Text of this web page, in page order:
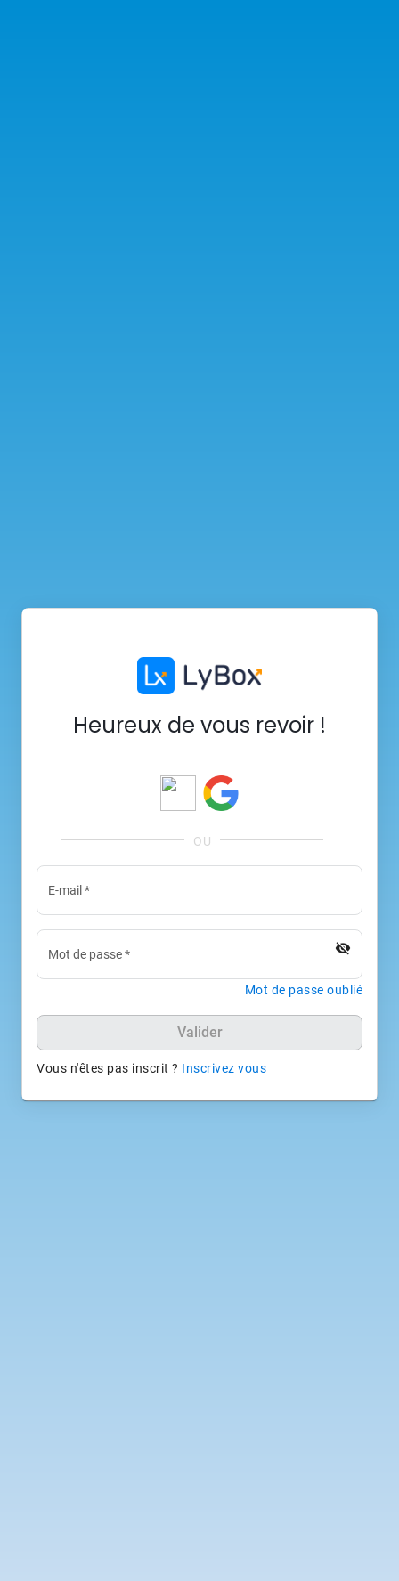
Heureux de vous revoir !
E-mail *
Mot de passe* visibility_off
Mot de passe oublié
Valider
Vous n'êtes pas inscrit ? Inscrivez vous